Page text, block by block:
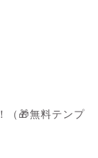
（🎁無料テンプ